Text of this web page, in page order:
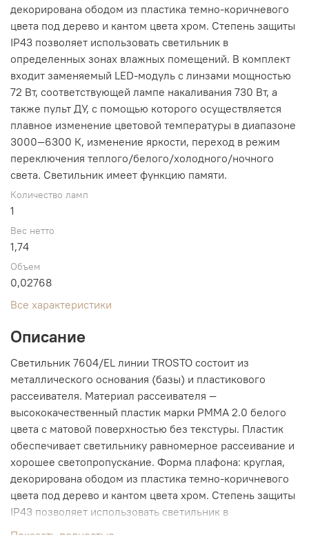
декорирована ободом из пластика темно-коричневого
цвета под дерево и кантом цвета хром. Степень защиты
IP43 позволяет использовать светильник в
определенных зонах влажных помещений. В комплект
входит заменяемый LED-модуль с линзами мощностью
72 Вт, соответствующей лампе накаливания 730 Вт, а
также пульт ДУ, с помощью которого осуществляется
плавное изменение цветовой температуры в диапазоне
3000—6300 К, изменение яркости, переход в режим
переключения теплого/белого/холодного/ночного
света. Светильник имеет функцию памяти.
Количество ламп
1
Вес нетто
1,74
Объем
0,02768
Все характеристики
Описание
Светильник 7604/EL линии TROSTO состоит из
металлического основания (базы) и пластикового
рассеивателя. Материал рассеивателя —
высококачественный пластик марки PMMA 2.0 белого
цвета с матовой поверхностью без текстуры. Пластик
обеспечивает светильнику равномерное рассеивание и
хорошее светопропускание. Форма плафона: круглая,
декорирована ободом из пластика темно-коричневого
цвета под дерево и кантом цвета хром. Степень защиты
IP43 позволяет использовать светильник в